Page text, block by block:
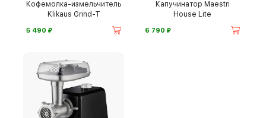
Кофемолка-измельчитель
Klikaus Grind-T
5 490 ⃏
Капучинатор Maestri
House Lite
6 790 ⃏